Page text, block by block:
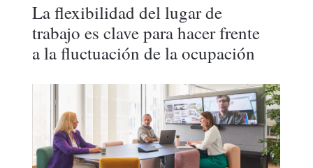
La flexibilidad del lugar de
trabajo es clave para hacer frente
a la fluctuación de la ocupación